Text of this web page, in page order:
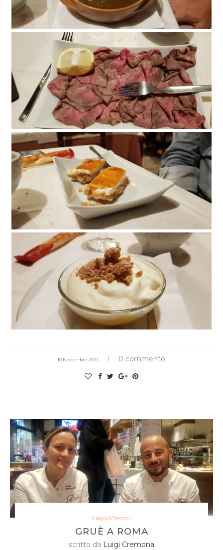
10 Novembre 2021 0 commento
Viaggi&Territori
GRUÈ A ROMA
scritto da Luigi Cremona